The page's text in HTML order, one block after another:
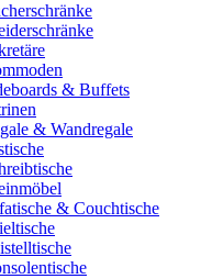
& Buffets
& Wandregale
& Couchtische